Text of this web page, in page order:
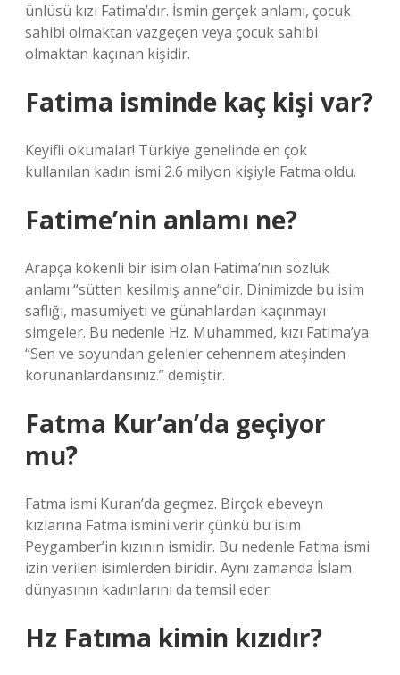
ünlüsü kızı Fatima’dır. İsmin gerçek anlamı, çocuk
sahibi olmaktan vazgeçen veya çocuk sahibi
olmaktan kaçınan kişidir.
Fatima isminde kaç kişi var?
Keyifli okumalar! Türkiye genelinde en çok
kullanılan kadın ismi 2.6 milyon kişiyle Fatma oldu.
Fatime’nin anlamı ne?
Arapça kökenli bir isim olan Fatima’nın sözlük
anlamı “sütten kesilmiş anne”dir. Dinimizde bu isim
saflığı, masumiyeti ve günahlardan kaçınmayı
simgeler. Bu nedenle Hz. Muhammed, kızı Fatima’ya
“Sen ve soyundan gelenler cehennem ateşinden
korunanlardansınız.” demiştir.
Fatma Kur’an’da geçiyor
mu?
Fatma ismi Kuran’da geçmez. Birçok ebeveyn
kızlarına Fatma ismini verir çünkü bu isim
Peygamber’in kızının ismidir. Bu nedenle Fatma ismi
izin verilen isimlerden biridir. Aynı zamanda İslam
dünyasının kadınlarını da temsil eder.
Hz Fatıma kimin kızıdır?